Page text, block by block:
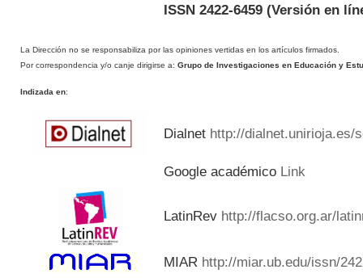
ISSN 2422-6459(Versión en
La Dirección no se responsabiliza por las opiniones vertidas en los artículos firmados.
Por correspondencia y/o canje dirigirse a: Grupo de Investigaciones en Educación y
Indizada en:
Dialnet http://dialnet.unirioja.es/
Google académico Link
LatinRev http://flacso.org.ar/
MIAR http://miar.ub.edu/issn/